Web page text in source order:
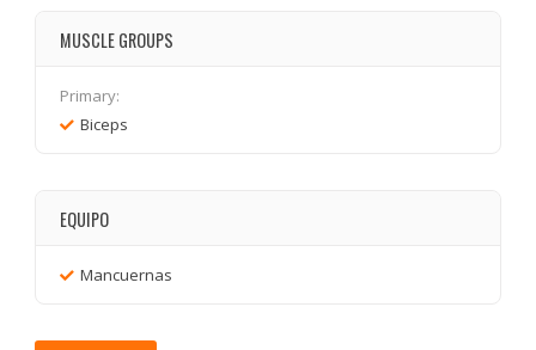
MUSCLE GROUPS
Primary:
Biceps
EQUIPO
Mancuernas